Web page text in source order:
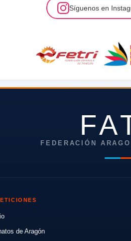
Síguenos en
FEDERACIÓN
de Aragón